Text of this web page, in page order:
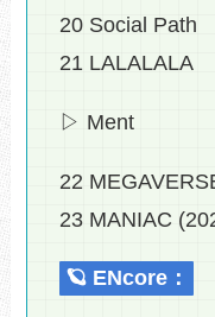
20 Social Path
21 LALALALA
▷ Ment
22
23 MANIAC
🪐 ENcore：